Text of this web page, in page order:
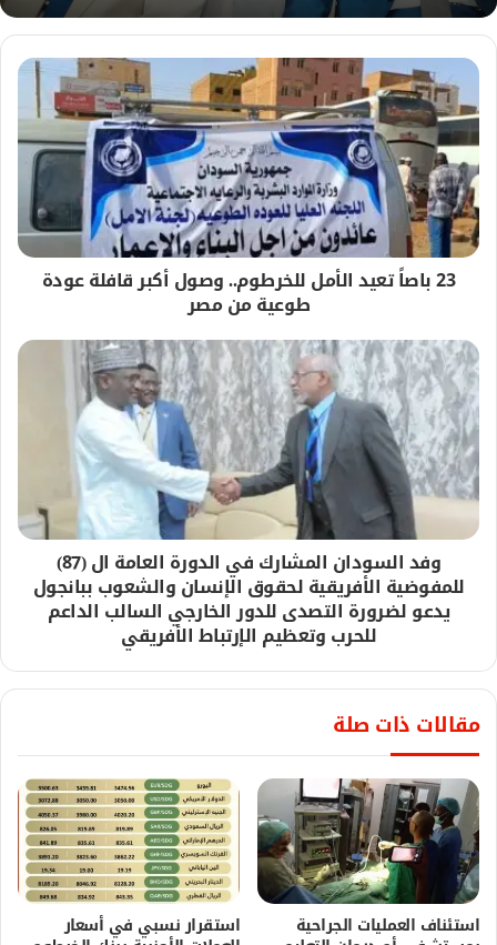
23 باصاً تعيد الأمل للخرطوم.. وصول أكبر قافلة عودة
طوعية من مصر
وفد السودان المشارك في الدورة العامة ال (87)
للمفوضية الأفريقية لحقوق الإنسان والشعوب ببانجول
يدعو لضرورة التصدى للدور الخارجي السالب الداعم
للحرب وتعظيم الإرتباط الأفريقي
مقالات ذات صلة
استئناف العمليات الجراحية استقرار نسبي في أسعار